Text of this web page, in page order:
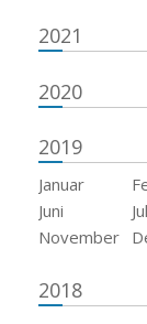
2021
2020
2019
Januar
Juni
November
2018